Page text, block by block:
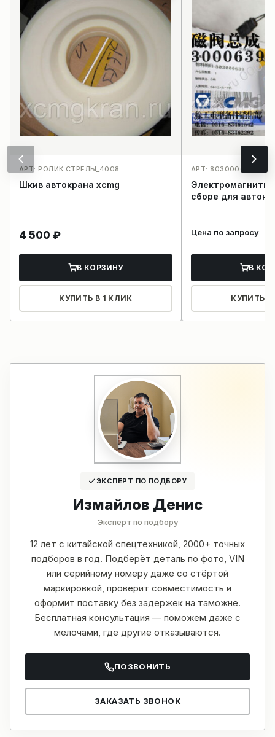
АРТ: РОЛИК СТРЕЛЫ_4008
Шкив автокрана xcmg
4 500 ₽
В КОРЗИНУ
КУПИТЬ В 1 КЛИК
АРТ:
сборе для
Цена по запросу
В
КУПИТЬ В
ЭКСПЕРТ ПО ПОДБОРУ
Измайлов Денис
Эксперт по подбору
12 лет с китайской спецтехникой, 2000+ точных
подборов в год. Подберёт деталь по фото, VIN
или серийному номеру даже со стёртой
маркировкой, проверит совместимость и
оформит поставку без задержек на таможне.
Бесплатная консультация — поможем даже с
мелочами, где другие отказываются.
ПОЗВОНИТЬ
ЗАКАЗАТЬ ЗВОНОК